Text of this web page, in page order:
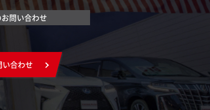
問い合わせ
い合わせ